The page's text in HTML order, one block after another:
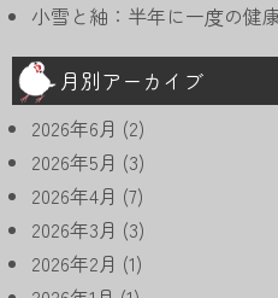
小雪と紬：半年に一度の健
月別アーカイブ
2026年6月 (2)
2026年5月 (3)
2026年4月 (7)
2026年3月 (3)
2026年2月 (1)